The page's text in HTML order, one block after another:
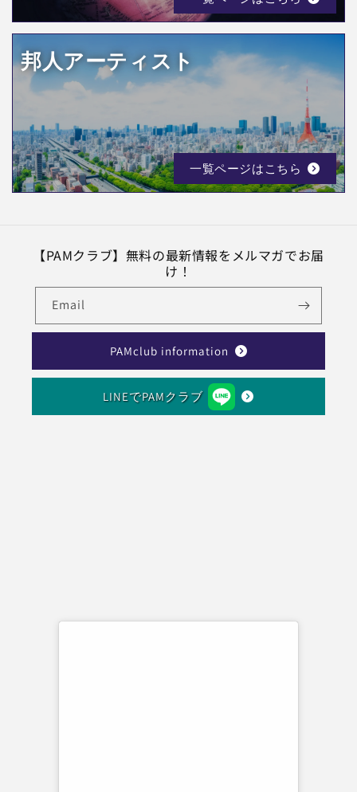
邦人アーティスト
一覧ページはこちら
【PAMクラブ】無料の最新情報をメルマガでお届
け！
Email
PAMclub information
LINEでPAMクラブ